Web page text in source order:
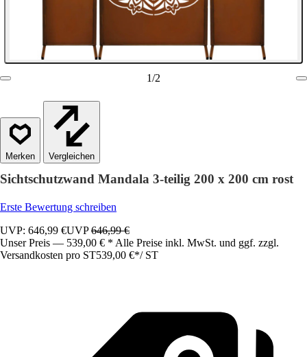
1/2
Vergleichen
Sichtschutzwand Mandala 3-teilig 200 x 200 cm rost
Erste Bewertung schreiben
UVP: 646,99 €UVP646,99 €
Unser Preis — 539,00 € * Alle Preise inkl. MwSt. und ggf. zzgl.
Versandkosten pro ST539,00 €*/ ST